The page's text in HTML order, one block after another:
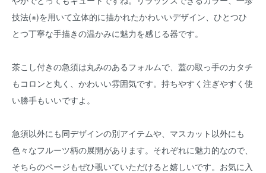
技法(※)を用いて立体的に描かれたかわいいデザイン、ひとつひ
とつ丁寧な手描きの温かみに魅力を感じる器です。
茶こし付きの急須は丸みのあるフォルムで、蓋の取っ手のカタチ
もコロンと丸く、かわいい雰囲気です。持ちやすく注ぎやすく使
い勝手もいいですよ。
急須以外にも同デザインの別アイテムや、マスカット以外にも
色々なフルーツ柄の展開があります。それぞれに魅力的なので、
そちらのページもぜひ覗いていただけると嬉しいです。お気に入